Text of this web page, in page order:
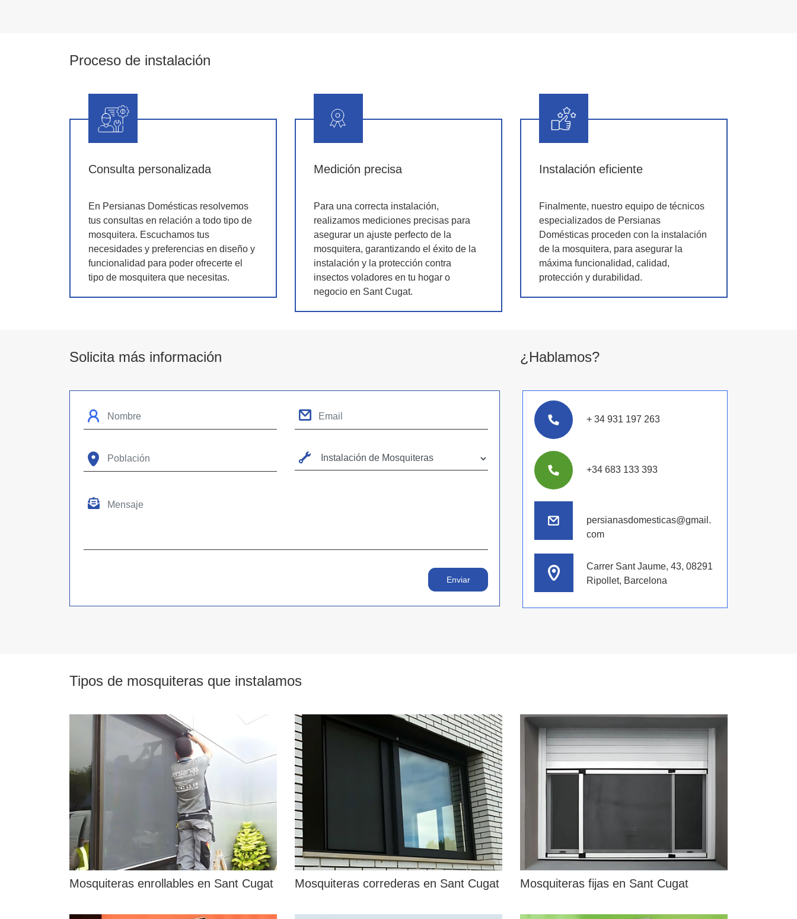
Proceso de instalación
Consulta personalizada
En Persianas Domésticas resolvemos
tus consultas en relación a todo tipo de
mosquitera. Escuchamos tus
necesidades y preferencias en diseño y
funcionalidad para poder ofrecerte el
tipo de mosquitera que necesitas.
Medición precisa
Para una correcta instalación,
realizamos mediciones precisas para
asegurar un ajuste perfecto de la
mosquitera, garantizando el éxito de la
instalación y la protección contra
insectos voladores en tu hogar o
negocio en Sant Cugat.
Instalación eficiente
Finalmente, nuestro equipo de técnicos
especializados de Persianas
Domésticas proceden con la instalación
de la mosquitera, para asegurar la
máxima funcionalidad, calidad,
protección y durabilidad.
Solicita más información ¿Hablamos?
+ 34 931 197 263
+34 683 133 393
persianasdomesticas@gmail.
com
Carrer Sant Jaume, 43, 08291
Ripollet, Barcelona
Tipos de mosquiteras que instalamos
Mosquiteras enrollables en Sant Cugat Mosquiteras correderas en Sant Cugat Mosquiteras fijas en Sant Cugat